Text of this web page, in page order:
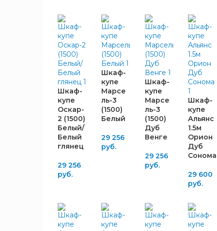
золотой
1
1
лакобель
1
1
5
Сонома
3
Шкаф-
купе
Оскар-
2 (1500)
Белый/
Белый
глянец
29 256
руб.
Шкаф-
купе
Марсе
ль-3
(1500)
Белый
29 256
руб.
Шкаф-
купе
Марсе
ль-3
(1500)
Дуб
Венге
29 256
руб.
Шкаф-
купе
Альянс
1.5м
Орион
Дуб
Сонома
29 600
руб.